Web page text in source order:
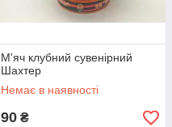
М'яч клубний сувенірний
Шахтер
Немає в наявності
90 ₴